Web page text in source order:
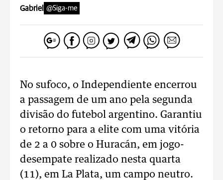
Gabriel @Siga-me
No sufoco, o Independiente encerrou
a passagem de um ano pela segunda
divisão do futebol argentino. Garantiu
o retorno para a elite com uma vitória
de 2 a 0 sobre o Huracán, em jogo-
desempate realizado nesta quarta
(11), em La Plata, um campo neutro.